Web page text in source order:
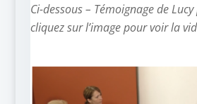
Ci-dessous – Témoignage de
cliquez sur l’image pour voir la